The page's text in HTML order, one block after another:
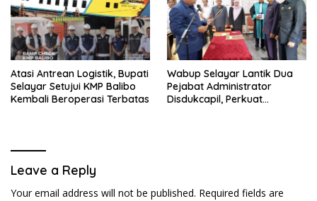
Atasi Antrean Logistik, Bupati
Selayar Setujui KMP Balibo
Kembali Beroperasi Terbatas
Wabup Selayar Lantik Dua
Pejabat Administrator
Disdukcapil, Perkuat
Leave a Reply
Your email address will not be published. Required fields are